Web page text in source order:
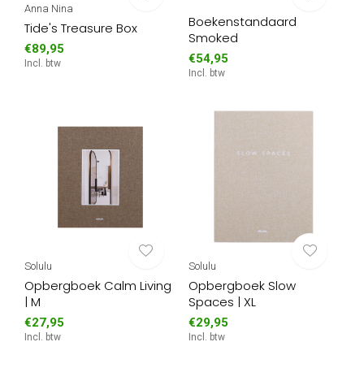
Anna Nina
Tide's Treasure Box
€89,95
Incl. btw
Boekenstandaard
Smoked
€54,95
Incl. btw
Solulu
Opbergboek Calm Living
| M
€27,95
Incl. btw
Solulu
Opbergboek Slow
Spaces | XL
€29,95
Incl. btw